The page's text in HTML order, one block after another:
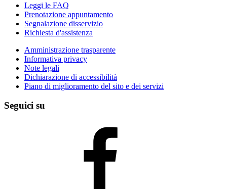
Leggi le FAQ
Prenotazione appuntamento
Segnalazione disservizio
Richiesta d'assistenza
Amministrazione trasparente
Informativa privacy
Note legali
Dichiarazione di accessibilità
Piano di miglioramento del sito e dei servizi
Seguici su